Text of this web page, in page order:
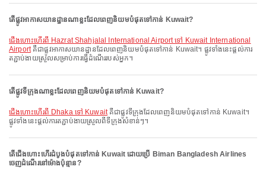
តើផ្លូវអាកាសយានដ្ឋានណាខ្លះដែលពេញនិយមបំផុតទៅកាន់ Kuwait?
ជើងហោះហើរពី Hazrat Shahjalal International Airport ទៅ Kuwait International
Airportគឺជាផ្លូវអាកាសយានដ្ឋានដែលពេញនិយមបំផុតទៅកាន់ Kuwait។ ផ្លូវទាំងនេះផ្តល់ការ
តភ្ជាប់ងាយស្រួលសម្រាប់ការធ្វើដំណើររបស់អ្នក។
តើផ្លូវទីក្រុងណាខ្លះដែលពេញនិយមបំផុតទៅកាន់ Kuwait?
ជើងហោះហើរពី Dhaka ទៅ Kuwaitគឺជាផ្លូវទីក្រុងដែលពេញនិយមបំផុតទៅកាន់ Kuwait។
ផ្លូវទាំងនេះផ្តល់ការតភ្ជាប់ងាយស្រួលពីទីក្រុងសំខាន់ៗ។
តើជើងហោះហើរដំបូងបំផុតទៅកាន់ Kuwait ដោយប្រើ Biman Bangladesh Airlines
ចេញដំណើរនៅម៉ោងប៉ុន្មាន?